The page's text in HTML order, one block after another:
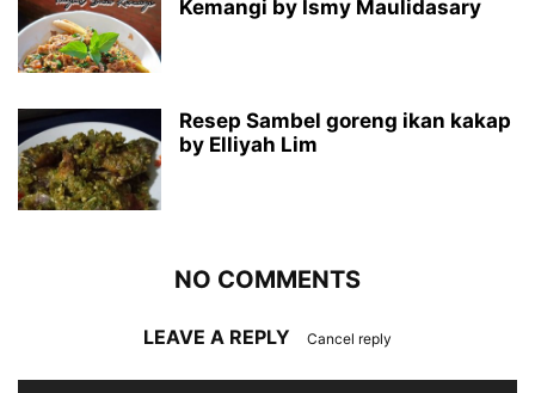
Kemangi by Ismy Maulidasary
Resep Sambel goreng ikan kakap
by Elliyah Lim
NO COMMENTS
LEAVE A REPLY Cancel reply